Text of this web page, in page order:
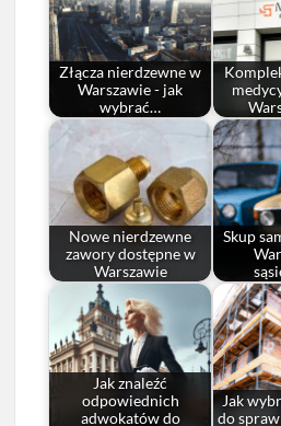
Złącza nierdzewne w
Warszawie - jak
wybrać…
Nowe nierdzewne
zawory dostępne w
Warszawie
Skup
Jak znaleźć
odpowiednich
adwokatów do
Jak
do